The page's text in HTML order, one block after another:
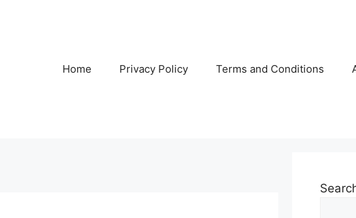
Home Privacy Policy Terms and Conditions